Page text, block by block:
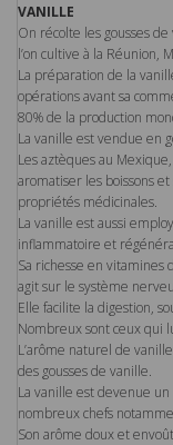
VANILLE
On récolte les gousses
l’on cultive à la Réunion,
La préparation de la
opérations avant sa
80% de la production
La vanille est vendue en
Les aztèques au
aromatiser les boissons
propriétés médicinales.
La vanille est aussi
inflammatoire et
Sa richesse en vitamines
agit sur le système
Elle facilite la digestion,
Nombreux sont ceux qui
L’arôme naturel de
des gousses de vanille.
La vanille est devenue
nombreux chefs
Son arôme doux et